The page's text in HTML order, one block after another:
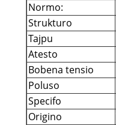
Normo:
Strukturo
Tajpu
Atesto
Bobena tensio
Poluso
Specifo
Origino